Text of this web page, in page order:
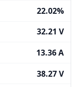
22.02%
32.21 V
13.36 A
38.27 V